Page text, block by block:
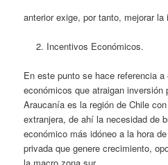
anterior exige, por tanto, mejorar
Incentivos Económicos.
En este punto se hace referencia
económicos que atraigan inversión
Araucanía es la región de Chile
extranjera, de ahí la necesidad de
económico más idóneo a la hora
privada que genere crecimiento,